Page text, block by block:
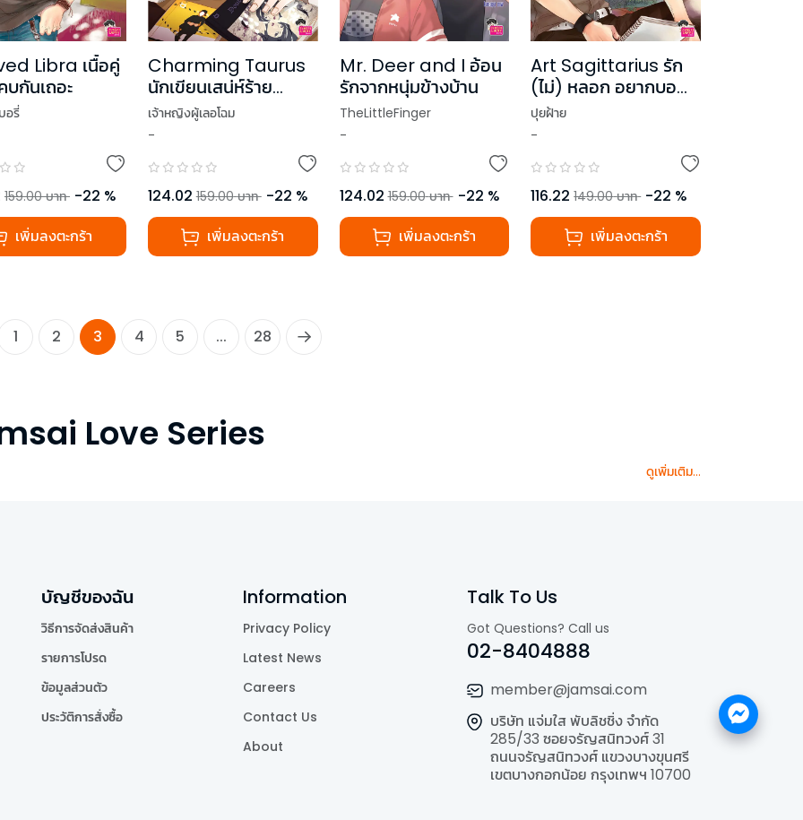
Libra เนื้อคู่
บกันเถอะ
อรี่
159.00 บาท -22 %
เพิ่มลงตะกร้า
Charming Taurus
นักเขียนเสน่ห์ร้าย
ท้าทายหัวใจยัยมาเฟีย
ชุด Prince of
เจ้าหญิงผู้เลอโฉม
-
124.02 159.00 บาท -22 %
เพิ่มลงตะกร้า
Mr. Deer and I อ้อน
รักจากหนุ่มข้างบ้าน
TheLittleFinger
-
124.02 159.00 บาท -22 %
เพิ่มลงตะกร้า
Art Sagittarius รัก
(ไม่) หลอก อยากบอ
กว่าเลิฟยู ชุด Prince
of Zodiac
ปุยฝ้าย
-
116.22 149.00 บาท -22 %
เพิ่มลงตะกร้า
1 2 3 4 5 ... 28
Love Series
ดูเพิ่มเติม...
บัญชีของฉัน
วิธีการจัดส่งสินค้า
รายการโปรด
ข้อมูลส่วนตัว
ประวัติการสั่งซื้อ
Information
Privacy Policy
Latest News
Careers
Contact Us
About
Talk To Us
Got Questions? Call us
02-8404888
member@jamsai.com
บริษัท แจ่มใส พับลิชชิ่ง จำกัด
285/33 ซอยจรัญสนิทวงศ์ 31
ถนนจรัญสนิทวงศ์ แขวงบางขุนศรี
เขตบางกอกน้อย กรุงเทพฯ 10700